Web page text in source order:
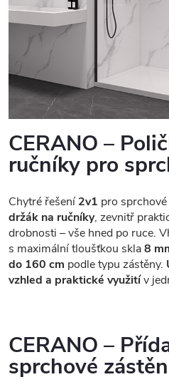
CERANO –
ručníky pro
Chytré řešení2v1 pro
držák na ručníky, zevnitř
drobnosti – vše hned po ruce.
s maximální tloušťkou skla8
do 160 cm podle typu zástěny.
vzhled a praktické využitív
CERANO –
sprchové